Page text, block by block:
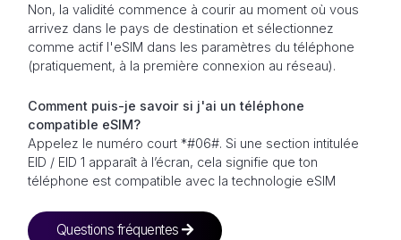
Non, la validité commence à courir au moment où vous
arrivez dans le pays de destination et sélectionnez
comme actif l'eSIM dans les paramètres du téléphone
(pratiquement, à la première connexion au réseau).
Comment puis-je savoir si j'ai un téléphone
compatible eSIM?
Appelez le numéro court *#06#. Si une section intitulée
EID / EID 1 apparaît à l’écran, cela signifie que ton
téléphone est compatible avec la technologie eSIM
Questions fréquentes